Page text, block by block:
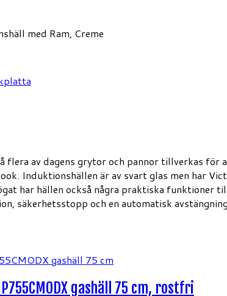
med Ram, Creme
av dagens grytor och pannor tillverkas för
Induktionshällen är av svart glas men har
har hällen också några praktiska funktioner
säkerhetsstopp och en automatisk
gashäll 75 cm, rostfri